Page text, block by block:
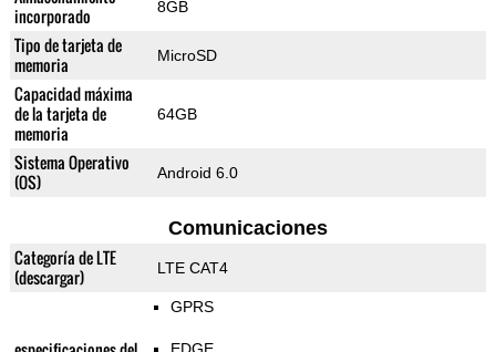
incorporado
8GB
Tipo de tarjeta de
memoria
MicroSD
Capacidad máxima
de la tarjeta de
memoria
64GB
Sistema Operativo
(OS)
Android 6.0
Comunicaciones
Categoría de LTE
(descargar)
LTE CAT4
GPRS